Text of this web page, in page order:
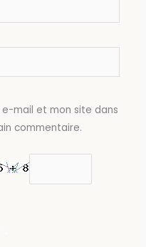
mail et mon site dans
commentaire.